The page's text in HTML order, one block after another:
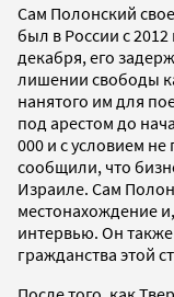
Сам Полонский
был в России с 2012
декабря, его
лишении свободы
нанятого им для
под арестом до
000 и с условием
сообщили, что
Израиле. Сам
местонахождение
интервью. Он также
гражданства этой